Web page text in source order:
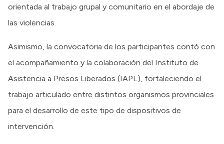
orientada al trabajo grupal y comunitario en el abordaje de
las violencias.
Asimismo, la convocatoria de los participantes contó con
el acompañamiento y la colaboración del Instituto de
Asistencia a Presos Liberados (IAPL), fortaleciendo el
trabajo articulado entre distintos organismos provinciales
para el desarrollo de este tipo de dispositivos de
intervención.